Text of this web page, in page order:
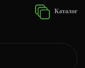
Каталог